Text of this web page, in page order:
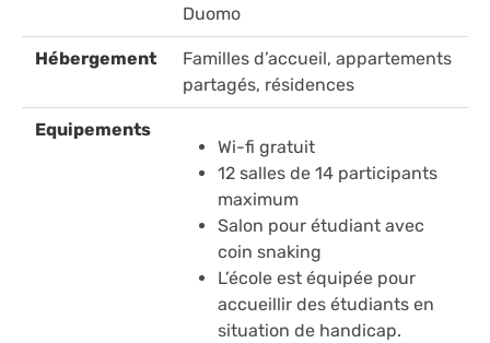
Duomo
Hébergement
Familles d’accueil, appartements
partagés, résidences
Equipements
Wi-fi gratuit
12 salles de 14 participants
maximum
Salon pour étudiant avec
coin snaking
L’école est équipée pour
accueillir des étudiants en
situation de handicap.